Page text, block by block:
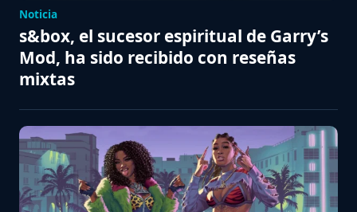
Noticia
s&box, el sucesor espiritual de Garry’s
Mod, ha sido recibido con reseñas
mixtas